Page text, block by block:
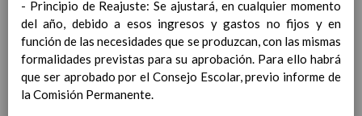
las competencias clave
ConcreciÃ³n curricular
para la etapa. Perfiles de
Ã¡rea y de
competencias
En revisiÃ³n
- Principio de Reajuste: Se ajustará, en cualquier momento
del año, debido a esos ingresos y gastos no fijos y en
función de las necesidades que se produzcan, con las mismas
formalidades previstas para su aprobación. Para ello habrá
que ser aprobado por el Consejo Escolar, previo informe de
la Comisión Permanente.